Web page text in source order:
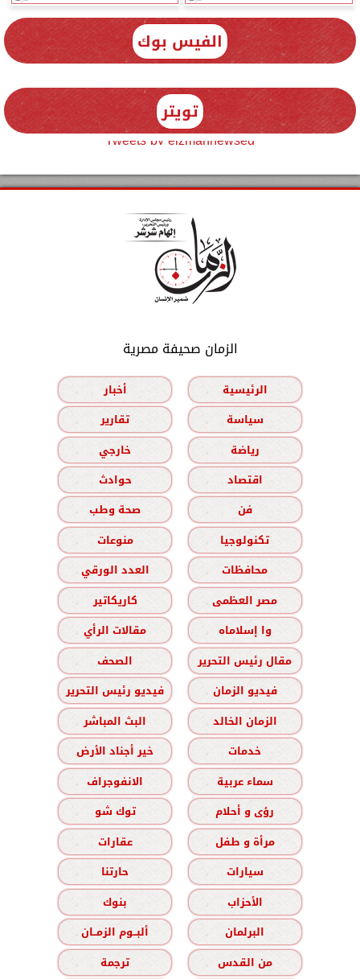
الفيس بوك
تويتر
Tweets by elzmannewseg
الزمان صحيفة مصرية
الرئيسية
أخبار
سياسة
تقارير
رياضة
خارجي
اقتصاد
حوادث
فن
صحة وطب
تكنولوجيا
منوعات
محافظات
العدد الورقي
مصر العظمى
كاريكاتير
وا إسلاماه
مقالات الرأي
مقال رئيس التحرير
الصحف
فيديو الزمان
فيديو رئيس التحرير
الزمان الخالد
البث المباشر
خدمات
خير أجناد الأرض
سماء عربية
الانفوجراف
رؤى و أحلام
توك شو
مرأة و طفل
عقارات
سيارات
حارتنا
الأحزاب
بنوك
البرلمان
ألبــوم الزمــان
من القدس
ترجمة